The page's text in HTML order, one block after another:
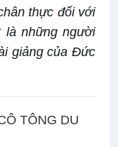
thực đối với
là những người
giảng của Đức
TÔNG DU